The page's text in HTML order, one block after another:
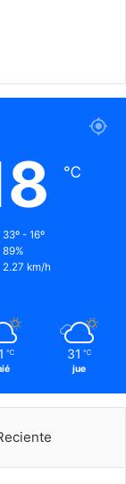
℃
33º - 16º
89%
2.27 km/h
℃ 31 ℃
jue